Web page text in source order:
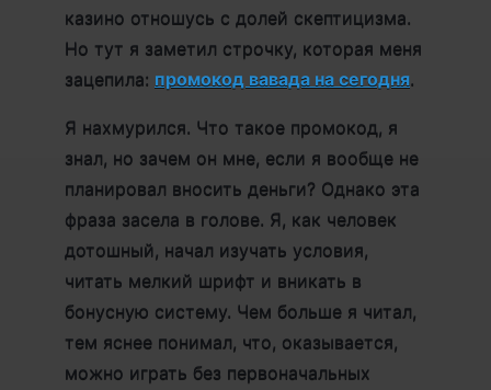
казино отношусь с долей скептицизма.
Но тут я заметил строчку, которая меня
зацепила: промокод вавада на сегодня.
Я нахмурился. Что такое промокод, я
знал, но зачем он мне, если я вообще не
планировал вносить деньги? Однако эта
фраза засела в голове. Я, как человек
дотошный, начал изучать условия,
читать мелкий шрифт и вникать в
бонусную систему. Чем больше я читал,
тем яснее понимал, что, оказывается,
можно играть без первоначальных